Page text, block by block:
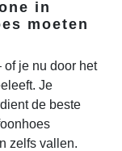
in
moeten
of je nu door het
Je
de beste
zelfs vallen.